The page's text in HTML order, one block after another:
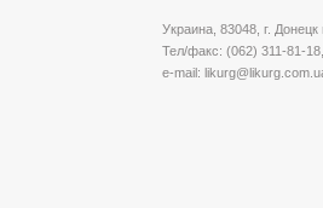
Украина, 83048, г.
Тел/факс: (062) 311-81-
e-mail: